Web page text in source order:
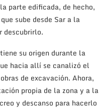
parte edificada, de hecho,
sube desde Sar a la
descubrirlo.
su origen durante la
hacia allí se canalizó el
de excavación. Ahora,
propia de la zona y a la
y descanso para hacerlo